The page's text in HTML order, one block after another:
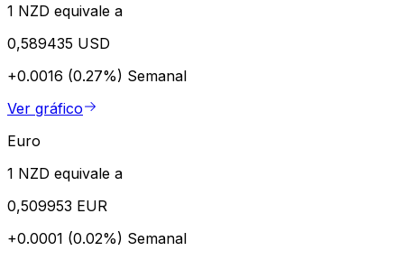
1 NZD equivale a
0,589435 USD
+0.0016 (0.27%) Semanal
Ver gráfico
Euro
1 NZD equivale a
0,509953 EUR
+0.0001 (0.02%) Semanal